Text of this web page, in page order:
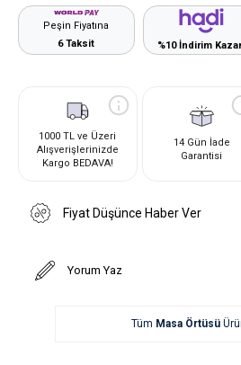
Peşin Fiyatına
6 Taksit
%10 İndirim
1000 TL ve Üzeri
Alışverişlerinizde
Kargo BEDAVA!
14 Gün İade
Garantisi
Fiyat Düşünce Haber Ver
Yorum Yaz
Tüm Masa Örtüsü